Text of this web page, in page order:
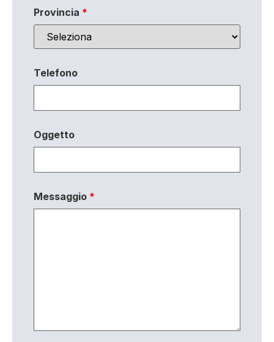
Provincia *
Telefono
Oggetto
Messaggio *